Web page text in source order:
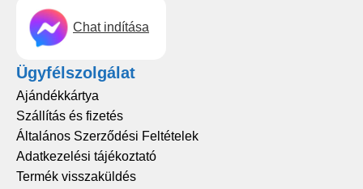
Chat indítása
Ügyfélszolgálat
Ajándékkártya
Szállítás és fizetés
Általános Szerződési Feltételek
Adatkezelési tájékoztató
Termék visszaküldés